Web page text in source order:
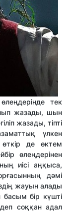
тек
жазады, шын
жазады, тіпті
үлкен
де өктем
өлеңдерінен
иісі аңқыса,
дәмі
жауын алады
бір күшті
соққан адал